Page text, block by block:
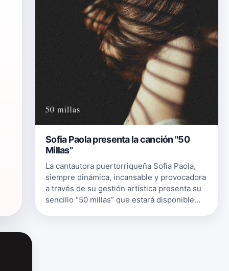
Sofia Paola presenta la canción "50
Millas"
La cantautora puertorriqueña Sofía Paola,
siempre dinámica, incansable y provocadora
a través de su gestión artística presenta su
sencillo “50 millas” que estará disponible